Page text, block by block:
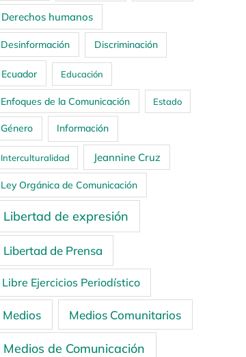
Derechos humanos
Desinformación Discriminación
Ecuador Educación
Enfoques de la Comunicación Estado
Género Información
Interculturalidad Jeannine Cruz
Ley Orgánica de Comunicación
Libertad de expresión
Libertad de Prensa
Libre Ejercicios Periodístico
Medios Medios Comunitarios
Medios de Comunicación